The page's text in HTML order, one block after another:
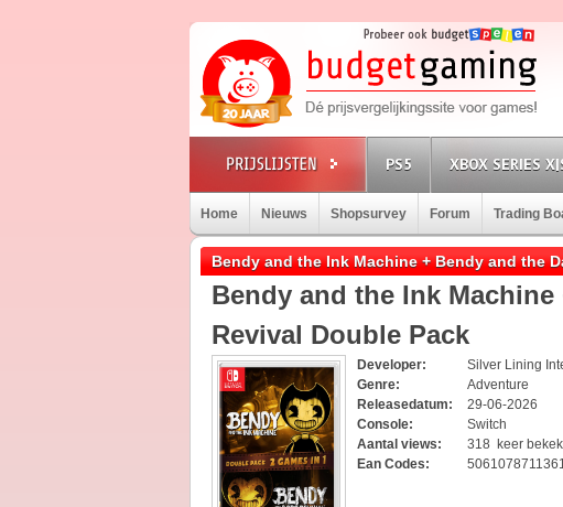
PS5 XBOX SERIES
Home Nieuws Shopsurvey Forum Trading
Bendy and the Ink Machine + Bendy and the
Bendy and the Ink
Revival Double Pack
Developer:
Silver Lining
Genre:
Adventure
Releasedatum:
29-06-2026
Console:
Switch
Aantal views:
318 keer
Ean Codes: